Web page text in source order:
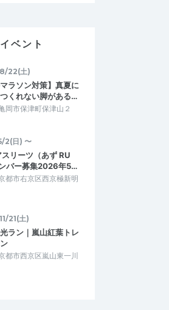
ベント
22(土)
マラソン対策】真夏に
くれない脚がある…
岡市保津町保津山２
2(日) 〜
リーツ（あず RU
バー募集2026年5…
都市右京区西京極新明
21(土)
ラン｜嵐山紅葉トレ
都市西京区嵐山東一川